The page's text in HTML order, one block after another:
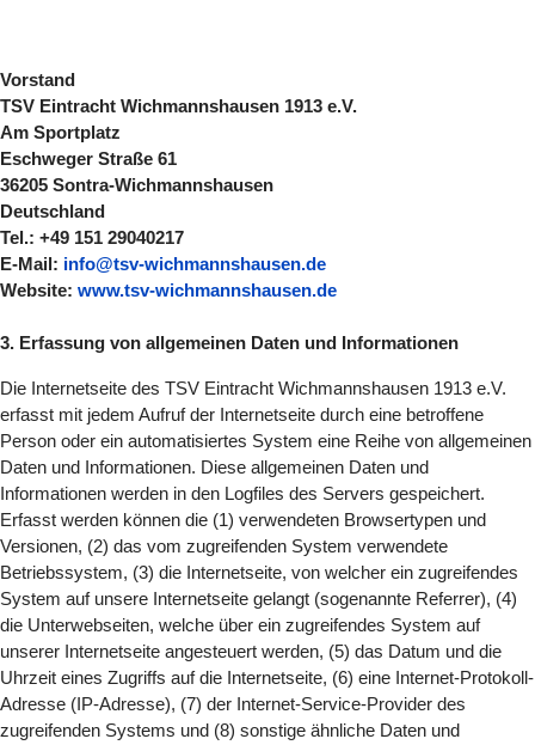
Vorstand
TSV Eintracht Wichmannshausen 1913 e.V.
Am Sportplatz
Eschweger Straße 61
36205 Sontra-Wichmannshausen
Deutschland
Tel.: +49 151 29040217
E-Mail: info@tsv-wichmannshausen.de
Website: www.tsv-wichmannshausen.de
3. Erfassung von allgemeinen Daten und Informationen
Die Internetseite des TSV Eintracht Wichmannshausen 1913 e.V.
erfasst mit jedem Aufruf der Internetseite durch eine betroffene
Person oder ein automatisiertes System eine Reihe von allgemeinen
Daten und Informationen. Diese allgemeinen Daten und
Informationen werden in den Logfiles des Servers gespeichert.
Erfasst werden können die (1) verwendeten Browsertypen und
Versionen, (2) das vom zugreifenden System verwendete
Betriebssystem, (3) die Internetseite, von welcher ein zugreifendes
System auf unsere Internetseite gelangt (sogenannte Referrer), (4)
die Unterwebseiten, welche über ein zugreifendes System auf
unserer Internetseite angesteuert werden, (5) das Datum und die
Uhrzeit eines Zugriffs auf die Internetseite, (6) eine Internet-Protokoll-
Adresse (IP-Adresse), (7) der Internet-Service-Provider des
zugreifenden Systems und (8) sonstige ähnliche Daten und